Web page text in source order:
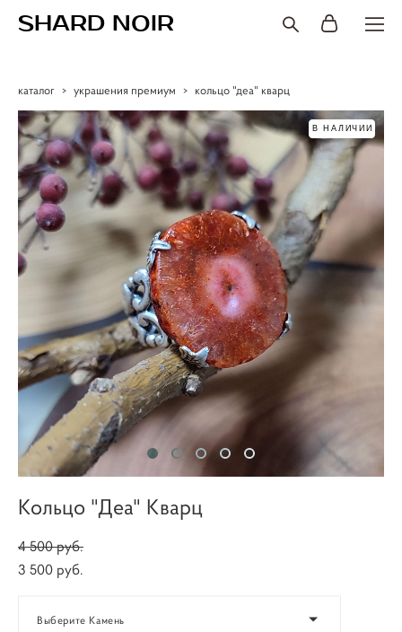
SHARD NOIR
каталог > украшения премиум > кольцо "деа" кварц
В НАЛИЧИИ
Кольцо "Деа" Кварц
4 500 pуб.
3 500 pуб.
Выберите Камень